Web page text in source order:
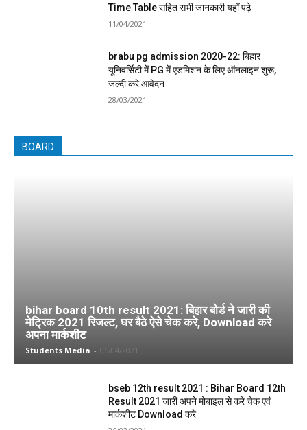
Time Table सहित सभी जानकारी यहाँ पढ़े
11/04/2021
brabu pg admission 2020-22: बिहार
यूनिवर्सिटी में PG में एडमिशन के लिए ऑनलाइन शुरू,
जल्दी करे आवेदन
28/03/2021
BOARD
bihar board 10th result 2021: बिहार बोर्ड ने जारी की
मेट्रिक 2021 रिजल्ट, घर बैठे ऐसे चेक करे, Download करे
अपना मार्कशीट
Students Media - 05/04/2021
bseb 12th result 2021 : Bihar Board 12th
Result 2021 जारी अपने मोबाइल से करे चेक एवं
मार्कशीट Download करे